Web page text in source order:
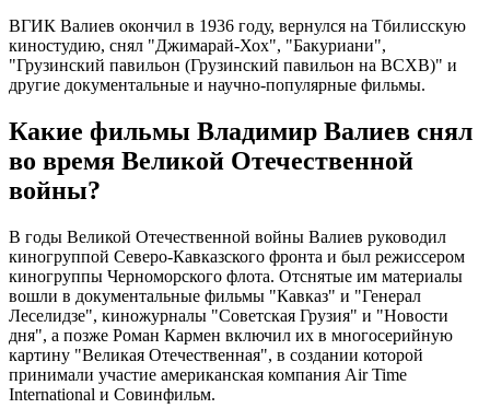
ВГИК Валиев окончил в 1936 году, вернулся на Тбилисскую
киностудию, снял "Джимарай-Хох", "Бакуриани",
"Грузинский павильон (Грузинский павильон на ВСХВ)" и
другие документальные и научно-популярные фильмы.
Какие фильмы Владимир Валиев снял
во время Великой Отечественной
войны?
В годы Великой Отечественной войны Валиев руководил
киногруппой Северо-Кавказского фронта и был режиссером
киногруппы Черноморского флота. Отснятые им материалы
вошли в документальные фильмы "Кавказ" и "Генерал
Леселидзе", киножурналы "Советская Грузия" и "Новости
дня", а позже Роман Кармен включил их в многосерийную
картину "Великая Отечественная", в создании которой
принимали участие американская компания Air Time
International и Совинфильм.